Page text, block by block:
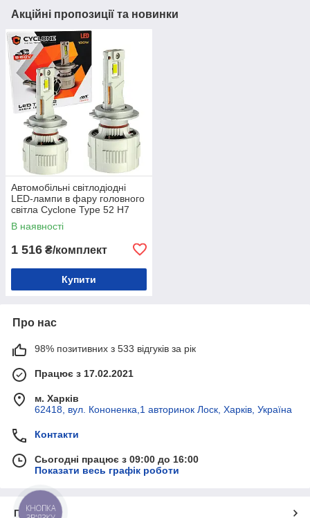
Акційні пропозиції та новинки
Автомобільні світлодіодні
LED-лампи в фару головного
світла Cyclone Type 52 H7
6000 K 18000 Lm 9-60 V 100
W (2 шт)
В наявності
1 516 ₴/комплект
Купити
Про нас
98% позитивних з 533 відгуків за рік
Працює з 17.02.2021
м. Харків
62418, вул. Кононенка,1 авторинок Лоск, Харків, Україна
Контакти
Сьогодні працює з 09:00 до 16:00
Показати весь графік роботи
Про нас
КНОПКА